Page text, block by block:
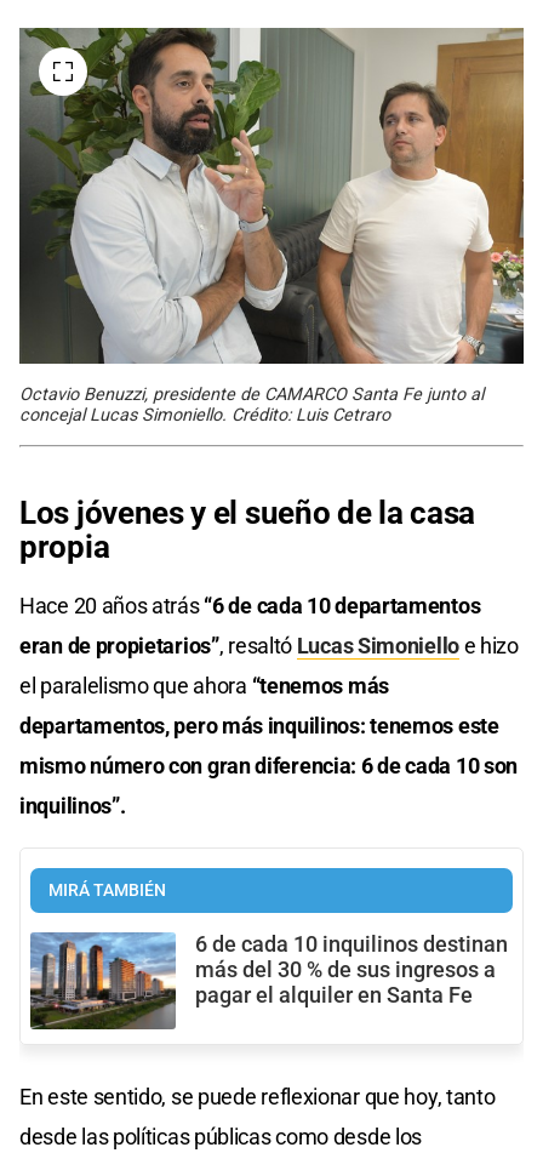
Octavio Benuzzi, presidente de CAMARCO Santa Fe junto al
concejal Lucas Simoniello. Crédito: Luis Cetraro
Los jóvenes y el sueño de la casa
propia
Hace 20 años atrás“6 de cada 10 departamentos
eran de propietarios”, resaltó Lucas Simonielloe hizo
el paralelismo que ahora “tenemos más
departamentos, pero más inquilinos: tenemos este
mismo número con gran diferencia: 6 de cada 10 son
inquilinos”.
MIRÁ TAMBIÉN
6 de cada 10 inquilinos destinan
más del 30 % de sus ingresos a
pagar el alquiler en Santa Fe
En este sentido, se puede reflexionar que hoy, tanto
desde las políticas públicas como desde los